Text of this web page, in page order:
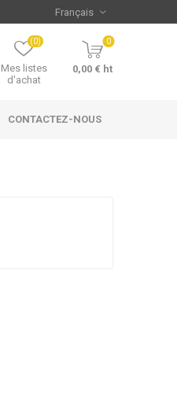
Mes listes
d'achat
(0) 0
0,00 € ht
CONTACTEZ-NOUS